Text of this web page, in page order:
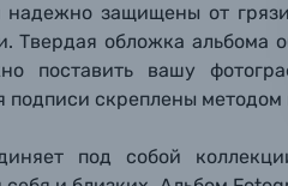
альбомы известных
надежно защищены от
Твердая обложка альбома
поставить вашу
подписи скреплены
под собой